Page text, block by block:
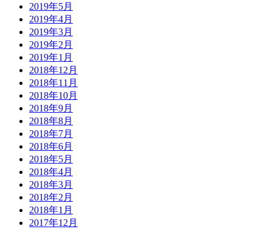
2019年5月
2019年4月
2019年3月
2019年2月
2019年1月
2018年12月
2018年11月
2018年10月
2018年9月
2018年8月
2018年7月
2018年6月
2018年5月
2018年4月
2018年3月
2018年2月
2018年1月
2017年12月